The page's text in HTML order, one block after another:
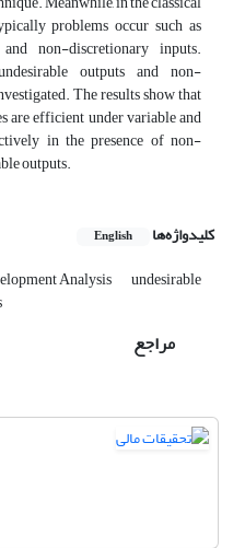
problems occur such as
non-discretionary inputs.
outputs and non-
The results show that
are efficient under variable and
in the presence of non-
outputs.
کلیدواژه‌ها English
Analysis undesirable
مراجع